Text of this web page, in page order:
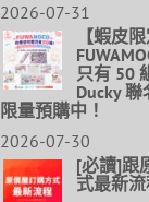
2026-07-31
【蝦皮限
只有 50
Ducky
限量預購中！
2026-07-30
[必讀]跟
式最新